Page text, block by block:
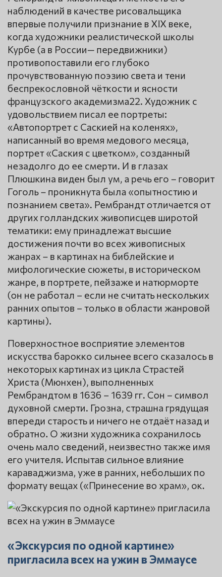
наблюдений в качестве рисовальщика
впервые получили признание в XIX веке,
когда художники реалистической школы
Курбе (а в России— передвижники)
противопоставили его глубоко
прочувствованную поэзию света и тени
беспрекословной чёткости и ясности
французского академизма22. Художник с
удовольствием писал ее портреты:
«Автопортрет с Саскией на коленях»,
написанный во время медового месяца,
портрет «Саския с цветком», созданный
незадолго до ее смерти. И в глазах
Плюшкина виден был ум, а речь его – говорит
Гоголь – проникнута была «опытностию и
познанием света». Рембрандт отличается от
других голландских живописцев широтой
тематики: ему принадлежат высшие
достижения почти во всех живописных
жанрах – в картинах на библейские и
мифологические сюжеты, в историческом
жанре, в портрете, пейзаже и натюрморте
(он не работал – если не считать нескольких
ранних опытов – только в области жанровой
картины).
Поверхностное восприятие элементов
искусства барокко сильнее всего сказалось в
некоторых картинах из цикла Страстей
Христа (Мюнхен), выполненных
Рембрандтом в 1636 – 1639 гг. Сон – символ
духовной смерти. Грозна, страшна грядущая
впереди старость и ничего не отдаёт назад и
обратно. О жизни художника сохранилось
очень мало сведений, неизвестно также имя
его учителя. Испытав сильное влияние
караваджизма, уже в ранних, небольших по
формату вещах («Принесение во храм», ок.
«Экскурсия по одной картине»
пригласила всех на ужин в Эммаусе